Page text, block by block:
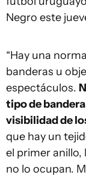
Negro este
“Hay una
banderas u
espectáculos.
tipo de
visibilidad de
que hay un
el primer anillo,
no lo ocupan.